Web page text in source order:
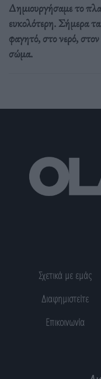
Δημιουργήσαμε το
ευκολότερη. Σήμερα
φαγητό, στο νερό,
σώμα.
Σχετικά με εμάς
Διαφημιστείτε
Επικοινωνία